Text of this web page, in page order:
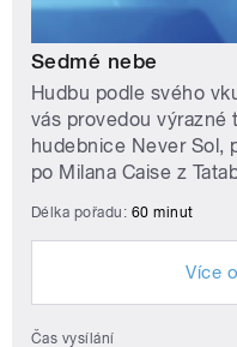
Sedmé nebe
Hudbu podle svého
vás provedou výrazné
hudebnice Never Sol,
po Milana Caise z
Délka pořadu: 60 minut
Více
Čas vysílání